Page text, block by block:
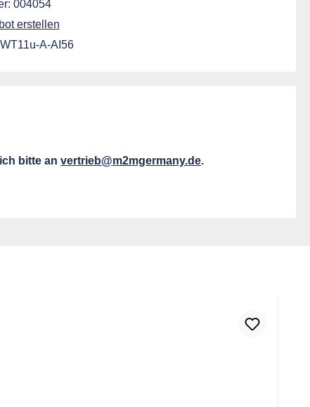
004054
erstellen
WT11u-A-AI56
bitte an vertrieb@m2mgermany.de.